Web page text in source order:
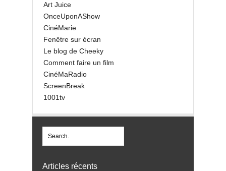
Art Juice
OnceUponAShow
CinéMarie
Fenêtre sur écran
Le blog de Cheeky
Comment faire un film
CinéMaRadio
ScreenBreak
1001tv
Articles récents